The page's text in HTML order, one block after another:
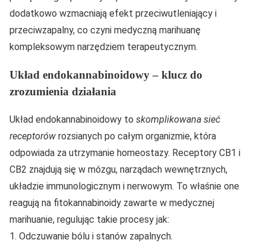
dodatkowo wzmacniają efekt przeciwutleniający i
przeciwzapalny, co czyni medyczną marihuanę
kompleksowym narzędziem terapeutycznym.
Układ endokannabinoidowy – klucz do
zrozumienia działania
Układ endokannabinoidowy to skomplikowana sieć
receptorów rozsianych po całym organizmie, która
odpowiada za utrzymanie homeostazy. Receptory CB1 i
CB2 znajdują się w mózgu, narządach wewnętrznych,
układzie immunologicznym i nerwowym. To właśnie one
reagują na fitokannabinoidy zawarte w medycznej
marihuanie, regulując takie procesy jak:
1. Odczuwanie bólu i stanów zapalnych.